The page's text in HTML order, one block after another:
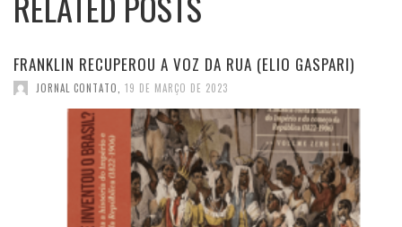
FRANKLIN RECUPEROU A VOZ DA RUA (ELIO GASPARI)
JORNAL CONTATO 19 DE MARÇO DE 2023